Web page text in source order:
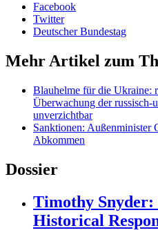
Facebook
Twitter
Deutscher Bundestag
Mehr Artikel zum
Blauhelme für die Ukraine:
Überwachung der russisch-
unverzichtbar
Sanktionen: Außenminister
Abkommen
Dossier
Timothy Snyder:
Historical